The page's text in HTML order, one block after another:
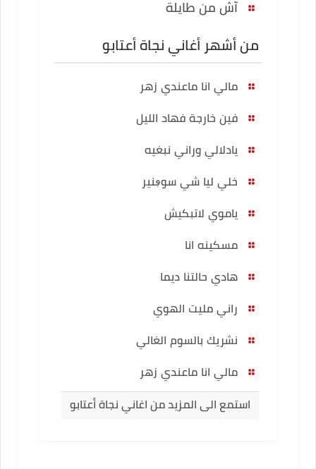
آش من طايلة
من أشهر أغاني نجاة أعتابو
مالي انا ماعندي زهر
فين خارجة فهاد الليل
يادلالي وراني نبغيه
خلي ليا شي سوڢنير
ياموي لاتبكيش
مسكينه انا
هادي حالتنا ديما
راني مليت الهوي
نشريك بالسوم الغالي
مالي انا ماعندي زهر
استمع الى المزيد من اغاني نجاة أعتابو